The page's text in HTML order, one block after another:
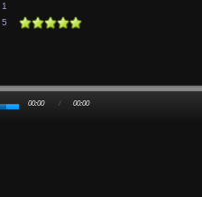
1
5
00:00 / 00:00